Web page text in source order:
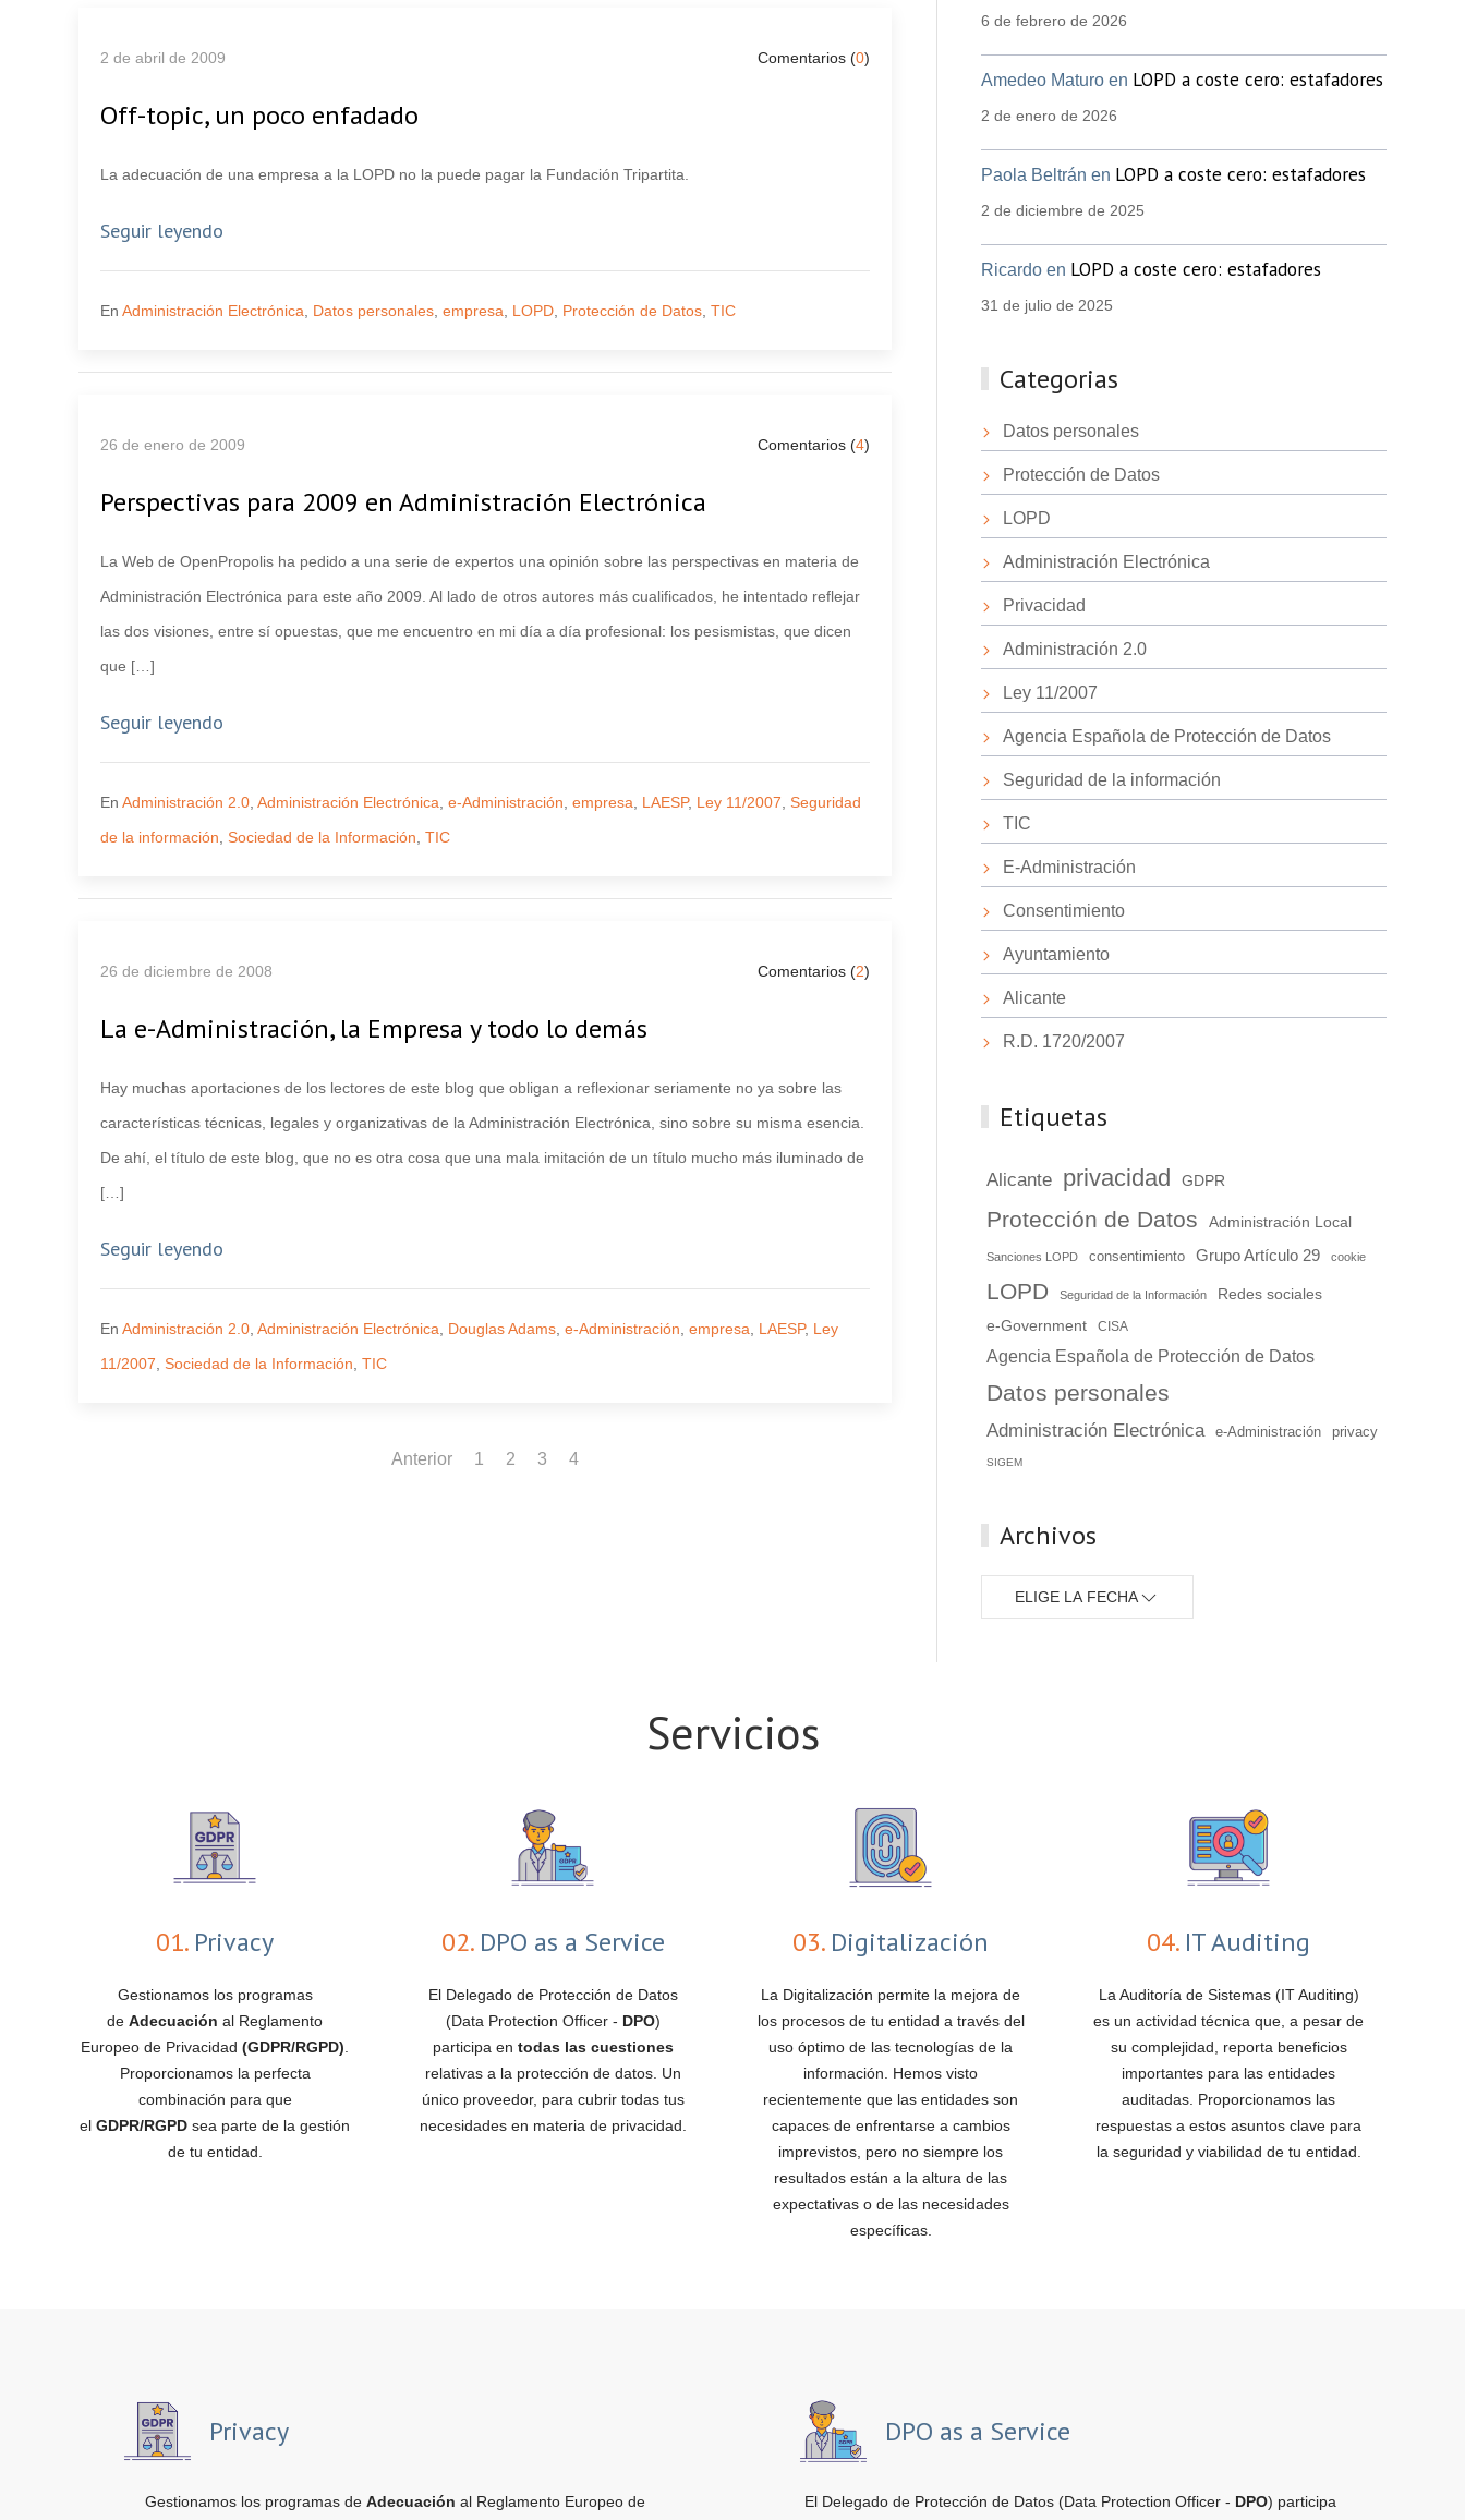
2 de abril de 2009 Comentarios (0)
Off-topic, un poco enfadado
La adecuación de una empresa a la LOPD no la puede pagar la Fundación Tripartita.
Seguir leyendo
En Administración Electrónica Datos personales empresa LOPD Protección de Datos TIC
26 de enero de 2009 Comentarios (4)
Perspectivas para 2009 en Administración Electrónica
La Web de OpenPropolis ha pedido a una serie de expertos una opinión sobre las perspectivas en materia de
Administración Electrónica para este año 2009. Al lado de otros autores más cualificados, he intentado reflejar
las dos visiones, entre sí opuestas, que me encuentro en mi día a día profesional: los pesismistas, que dicen
que […]
Seguir leyendo
En Administración 2.0 Administración Electrónica e-Administración empresa LAESP, Ley 11/2007 Seguridad
de la información Sociedad de la Información TIC
26 de diciembre de 2008 Comentarios (2)
La e-Administración, la Empresa y todo lo demás
Hay muchas aportaciones de los lectores de este blog que obligan a reflexionar seriamente no ya sobre las
características técnicas, legales y organizativas de la Administración Electrónica, sino sobre su misma esencia.
De ahí, el título de este blog, que no es otra cosa que una mala imitación de un título mucho más iluminado de
[…]
Seguir leyendo
En Administración 2.0 Administración Electrónica Douglas Adams e-Administración empresa LAESP, Ley
11/2007 Sociedad de la Información TIC
Anterior 1 2 3 4
6 de febrero de 2026
Amedeo Maturo en LOPD a coste cero: estafadores
2 de enero de 2026
Paola Beltrán en LOPD a coste cero: estafadores
2 de diciembre de 2025
Ricardo en LOPD a coste cero: estafadores
31 de julio de 2025
Categorias
Datos personales
Protección de Datos
LOPD
Administración Electrónica
Privacidad
Administración 2.0
Ley 11/2007
Agencia Española de Protección de Datos
Seguridad de la información
TIC
E-Administración
Consentimiento
Ayuntamiento
Alicante
R.D. 1720/2007
Etiquetas
Alicante privacidad GDPR
Protección de Datos Administración Local
Sanciones LOPD consentimiento Grupo Artículo 29 cookie
LOPD Seguridad de la Información
Redes sociales
e-Government
CISA
Agencia Española de Protección de Datos
Datos personales
Administración Electrónica e-Administración privacy
SIGEM
Archivos
ELIGE LA FECHA
Servicios
01.Privacy
Gestionamos los programas
de Adecuación al Reglamento
Europeo de Privacidad (GDPR/RGPD)
Proporcionamos la perfecta
combinación para que
el GDPR/RGPD sea parte de la gestión
de tu entidad.
02.DPO as a Service
El Delegado de Protección de Datos
(Data Protection Officer - DPO)
participa en todas las cuestiones
relativas a la protección de datos. Un
único proveedor, para cubrir todas tus
necesidades en materia de privacidad.
03.Digitalización
La Digitalización permite la mejora de
los procesos de tu entidad a través del
uso óptimo de las tecnologías de la
información. Hemos visto
recientemente que las entidades son
capaces de enfrentarse a cambios
imprevistos, pero no siempre los
resultados están a la altura de las
expectativas o de las necesidades
específicas.
04.IT Auditing
La Auditoría de Sistemas (IT Auditing)
es un actividad técnica que, a pesar de
su complejidad, reporta beneficios
importantes para las entidades
auditadas. Proporcionamos las
respuestas a estos asuntos clave para
la seguridad y viabilidad de tu entidad.
Privacy
Gestionamos los programas de Adecuación al Reglamento Europeo de
DPO as a Service
El Delegado de Protección de Datos (Data Protection Officer - DPO) participa